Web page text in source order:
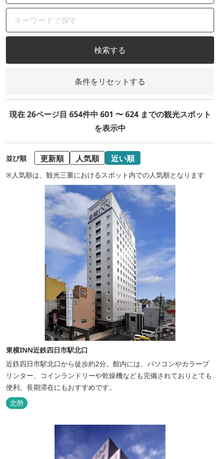
検索する
条件をリセットする
現在 26ページ目 654件中 601 〜 624 までの観光スポット
を表示中
並び順 更新順 人気順 近い順
※人気順は、観光三重におけるスポット内での人気順となります
東横INN近鉄四日市駅北口
近鉄四日市駅北口から徒歩約2分。館内には、パソコンやカラープ
リンター、コインランドリーや乾燥機なども完備されておりとても
便利。長期滞在にもおすすめです。
北勢